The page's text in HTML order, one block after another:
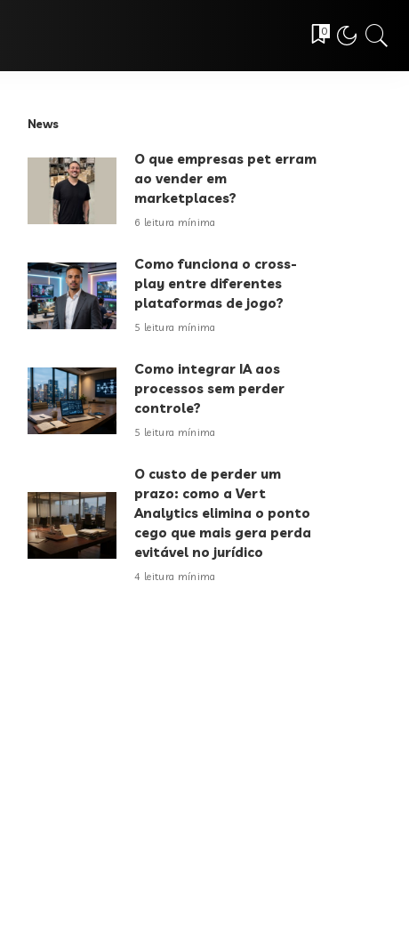
0
News
O que empresas pet erram
ao vender em
marketplaces?
6 leitura mínima
Como funciona o cross-
play entre diferentes
plataformas de jogo?
5 leitura mínima
Como integrar IA aos
processos sem perder
controle?
5 leitura mínima
O custo de perder um
prazo: como a Vert
Analytics elimina o ponto
cego que mais gera perda
evitável no jurídico
4 leitura mínima